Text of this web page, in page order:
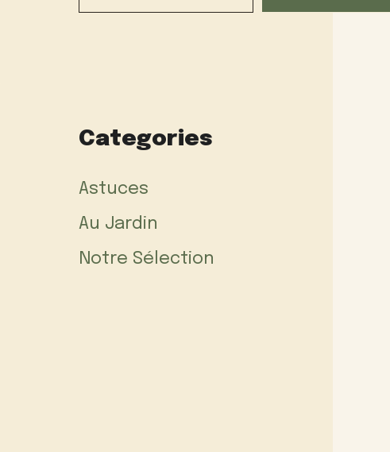
Categories
Astuces
Au Jardin
Notre Sélection